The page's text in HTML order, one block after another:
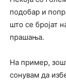
подобар и
што се бројат
прашања.
На пример,
сонувам да